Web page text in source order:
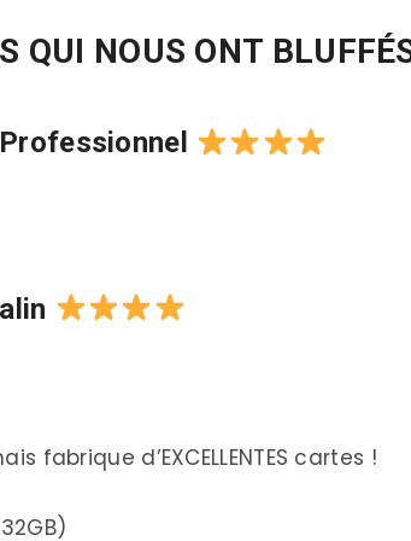
QUI NOUS ONT
fabrique d’EXCELLENTES cartes !